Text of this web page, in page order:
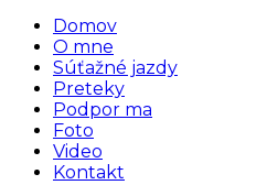
Domov
O mne
Súťažné jazdy
Preteky
Podpor ma
Foto
Video
Kontakt